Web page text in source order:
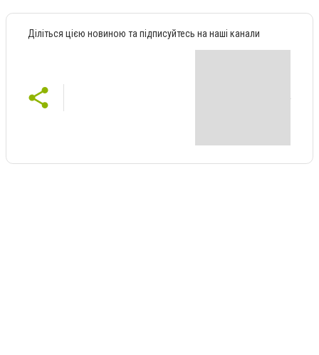
Діліться цією новиною та підписуйтесь на наші канали